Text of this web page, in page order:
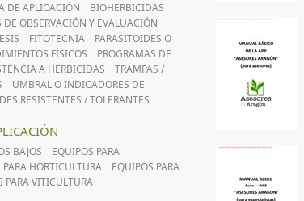
DE APLICACIÓN
BIOHERBICIDAS
DE OBSERVACIÓN Y EVALUACIÓN
FITOTECNIA
PARASITOIDES O
FÍSICOS
PROGRAMAS DE
A HERBICIDAS
TRAMPAS /
UMBRAL O INDICADORES DE
RESISTENTES / TOLERANTES
BAJOS
EQUIPOS PARA
PARA HORTICULTURA
EQUIPOS PARA
PARA VITICULTURA